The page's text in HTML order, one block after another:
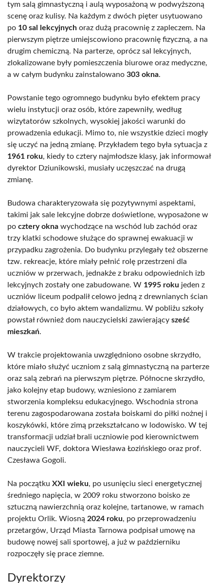
tym salą gimnastyczną i aulą wyposażoną w podwyższoną
scenę oraz kulisy. Na każdym z dwóch pięter usytuowano
po 10 sal lekcyjnych oraz dużą pracownię z zapleczem. Na
pierwszym piętrze umiejscowiono pracownię fizyczną, a na
drugim chemiczną. Na parterze, oprócz sal lekcyjnych,
zlokalizowane były pomieszczenia biurowe oraz medyczne,
a w całym budynku zainstalowano 303 okna.
Powstanie tego ogromnego budynku było efektem pracy
wielu instytucji oraz osób, które zapewniły, według
wizytatorów szkolnych, wysokiej jakości warunki do
prowadzenia edukacji. Mimo to, nie wszystkie dzieci mogły
się uczyć na jedną zmianę. Przykładem tego była sytuacja z
1961 roku, kiedy to cztery najmłodsze klasy, jak informował
dyrektor Dziunikowski, musiały uczęszczać na drugą
zmianę.
Budowa charakteryzowała się pozytywnymi aspektami,
takimi jak sale lekcyjne dobrze doświetlone, wyposażone w
po cztery okna wychodzące na wschód lub zachód oraz
trzy klatki schodowe służące do sprawnej ewakuacji w
przypadku zagrożenia. Do budynku przylegały też obszerne
tzw. rekreacje, które miały pełnić rolę przestrzeni dla
uczniów w przerwach, jednakże z braku odpowiednich izb
lekcyjnych zostały one zabudowane. W 1995 roku jeden z
uczniów liceum podpalił celowo jedną z drewnianych ścian
działowych, co było aktem wandalizmu. W pobliżu szkoły
powstał również dom nauczycielski zawierający sześć
mieszkań.
W trakcie projektowania uwzględniono osobne skrzydło,
które miało służyć uczniom z salą gimnastyczną na parterze
oraz salą zebrań na pierwszym piętrze. Północne skrzydło,
jako kolejny etap budowy, wzniesiono z zamiarem
stworzenia kompleksu edukacyjnego. Wschodnia strona
terenu zagospodarowana została boiskami do piłki nożnej i
koszykówki, które zimą przekształcano w lodowisko. W tej
transformacji udział brali uczniowie pod kierownictwem
nauczycieli WF, doktora Wiesława Łozińskiego oraz prof.
Czesława Gogoli.
Na początku XXI wieku, po usunięciu sieci energetycznej
średniego napięcia, w 2009 roku stworzono boisko ze
sztuczną nawierzchnią oraz kolejne, tartanowe, w ramach
projektu Orlik. Wiosną 2024 roku, po przeprowadzeniu
przetargów, Urząd Miasta Tarnowa podpisał umowę na
budowę nowej sali sportowej, a już w październiku
rozpoczęły się prace ziemne.
Dyrektorzy